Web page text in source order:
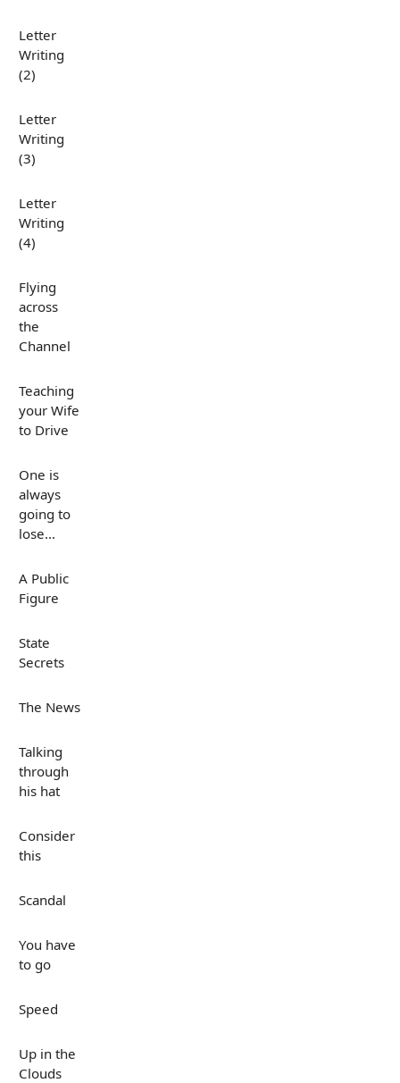
Letter
Writing
(2)
Letter
Writing
(3)
Letter
Writing
(4)
Flying
across
the
Channel
Teaching
your Wife
to Drive
One is
always
going to
lose...
A Public
Figure
State
Secrets
The News
Talking
through
his hat
Consider
this
Scandal
You have
to go
Speed
Up in the
Clouds